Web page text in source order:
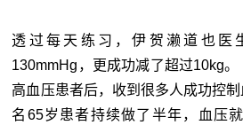
透过每天练习，伊贺濑道也医
130mmHg，更成功减了超过10kg
高血压患者后，收到很多人成功控
名65岁患者持续做了半年，血压